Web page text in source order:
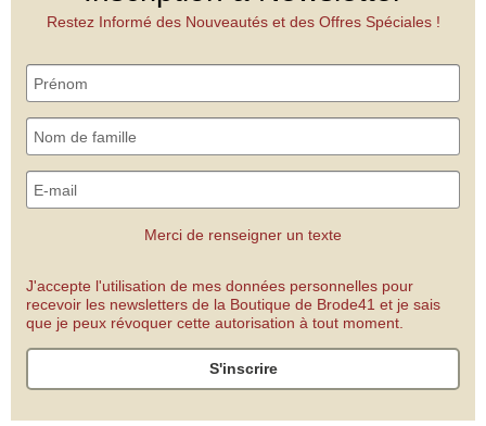
Restez Informé des Nouveautés et des Offres Spéciales !
Merci de renseigner un texte
J'accepte l'utilisation de mes données personnelles pour
recevoir les newsletters de la Boutique de Brode41 et je sais
que je peux révoquer cette autorisation à tout moment.
S'inscrire